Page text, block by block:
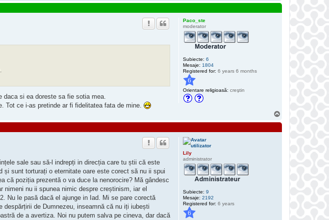
z
p
r
e
a
m
t
c
r
Paco_ste
moderator
Subiecte: 6
Mesaje: 1804
Registered for: 6 years 6 months
6
Orientare religioasă: creştin
daca si ea doreste sa fie sotia mea.
Tot ce i-as pretinde ar fi fidelitatea fata de mine.
Lily
administrator
Subiecte: 9
Mesaje: 2192
Registered for: 6 years
6
sale sau să-l indrepți in direcția care tu știi că este
sunt torturați o eternitate oare este corect să nu ii spui
că poziția prezentă o va duce la nenorocire? Mă gândesc
nimeni nu ii spunea nimic despre creștinism, iar el
Nu le pasă dacă el ajunge in Iad. Mi se pare corectă
de Dumnezeu, inseamnă că nu iți iubești
de a avertiza. Noi nu putem salva pe cineva, dar dacă